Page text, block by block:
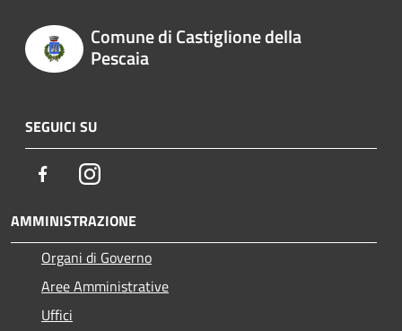
Comune di Castiglione della
Pescaia
SEGUICI SU
FacebookInstagram
AMMINISTRAZIONE
Organi di Governo
Aree Amministrative
Uffici